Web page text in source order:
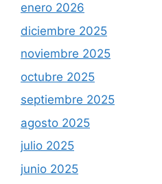
enero 2026
diciembre 2025
noviembre 2025
octubre 2025
septiembre 2025
agosto 2025
julio 2025
junio 2025